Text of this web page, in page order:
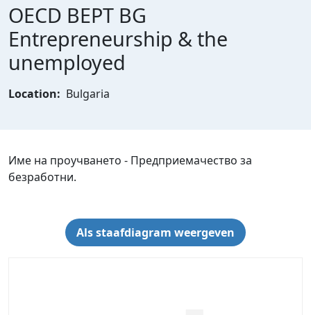
OECD BEPT BG
Еntrepreneurship & the
unemployed
Location: Bulgaria
Име на проучването - Предприемачество за
безработни.
Als staafdiagram weergeven